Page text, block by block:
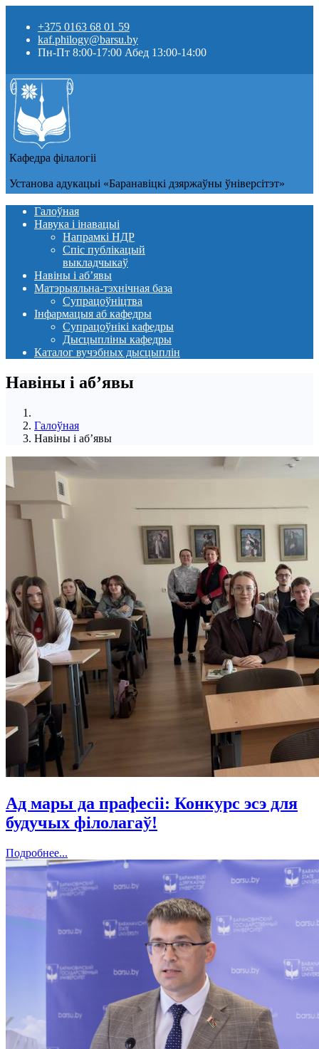
+375 0163 68 01 59
kaf.philogy@barsu.by
Пн-Пт 8:00-17:00 Абед 13:00-14:00
Кафедра фiлалогii
Установа адукацыi «Баранавіцкі дзяржаўны ўніверсітэт»
Галоўная
Навука і інавацыі
Напрамкі НДР
Спіс публікацый
выкладчыкаў
Навіны i аб’явы
Матэрыяльна-тэхнічная база
Супрацоўніцтва
Інфармацыя аб кафедры
Супрацоўнікі кафедры
Дысцыпліны кафедры
Каталог вучэбных дысцыплін
Навіны i аб’явы
Галоўная
Навіны i аб’явы
Ад мары да прафесіі: Конкурс эсэ для
будучых філолагаў!
Подробнее...